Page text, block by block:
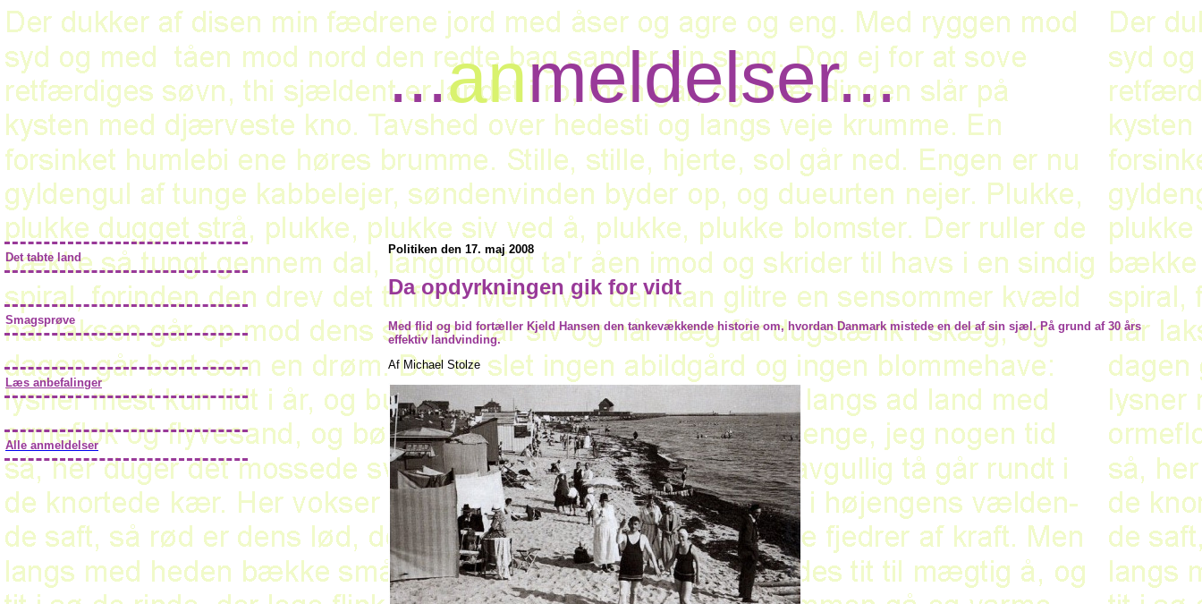
...anmeldelser...
Det tabte land
Politiken den 17. maj 2008
Da opdyrkningen gik for vidt
Med flid og bid fortæller Kjeld Hansen den tankevækkende historie om, hvordan Danmark mistede en del af sin sjæl. På grund af 30 års
effektiv landvinding.
Af Michael Stolze
Smagsprøve
Læs anbefalinger
Alle anmeldelser